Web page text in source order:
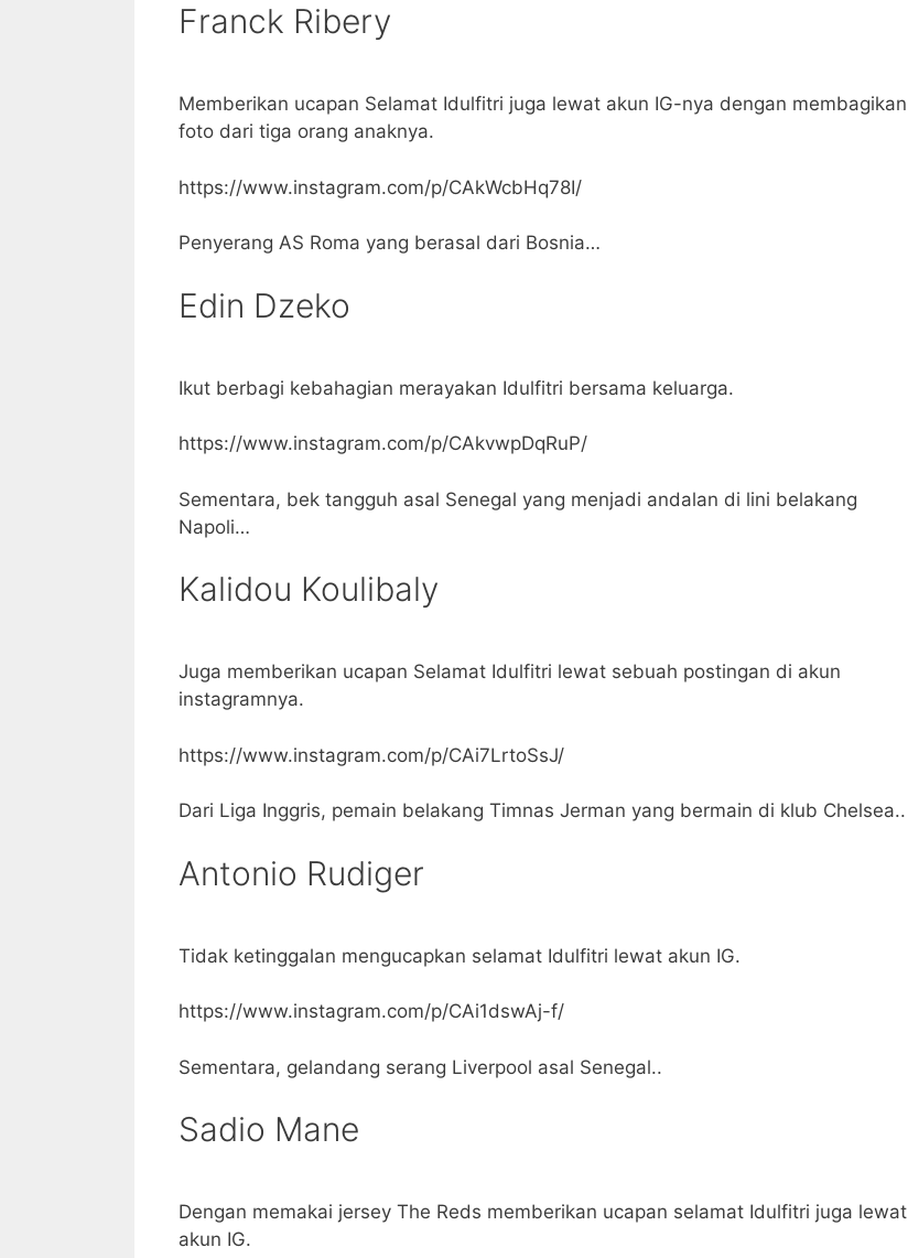
Franck Ribery
Memberikan ucapan Selamat Idulfitri juga lewat akun IG-nya dengan membagikan
foto dari tiga orang anaknya.
https://www.instagram.com/p/CAkWcbHq78I/
Penyerang AS Roma yang berasal dari Bosnia…
Edin Dzeko
Ikut berbagi kebahagian merayakan Idulfitri bersama keluarga.
https://www.instagram.com/p/CAkvwpDqRuP/
Sementara, bek tangguh asal Senegal yang menjadi andalan di lini belakang
Napoli…
Kalidou Koulibaly
Juga memberikan ucapan Selamat Idulfitri lewat sebuah postingan di akun
instagramnya.
https://www.instagram.com/p/CAi7LrtoSsJ/
Dari Liga Inggris, pemain belakang Timnas Jerman yang bermain di klub Chelsea..
Antonio Rudiger
Tidak ketinggalan mengucapkan selamat Idulfitri lewat akun IG.
https://www.instagram.com/p/CAi1dswAj-f/
Sementara, gelandang serang Liverpool asal Senegal..
Sadio Mane
Dengan memakai jersey The Reds memberikan ucapan selamat Idulfitri juga lewat
akun IG.